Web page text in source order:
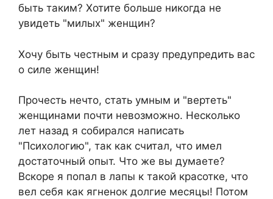
быть таким? Хотите больше никогда не
увидеть "милых" женщин?
Хочу быть честным и сразу предупредить вас
о силе женщин!
Прочесть нечто, стать умным и "вертеть"
женщинами почти невозможно. Несколько
лет назад я собирался написать
"Психологию", так как считал, что имел
достаточный опыт. Что же вы думаете?
Вскоре я попал в лапы к такой красотке, что
вел себя как ягненок долгие месяцы! Потом